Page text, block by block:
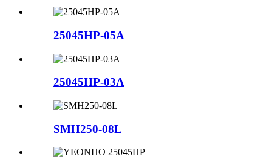
25045HP-05A
25045HP-03A
SMH250-08L